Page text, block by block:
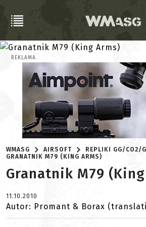
REKLAMA
WMASG AIRSOFT
REPLIKI GG/CO2/
GRANATNIK M79 (KING ARMS)
Granatnik M79
11.10.2010
Autor: Promant & Borax